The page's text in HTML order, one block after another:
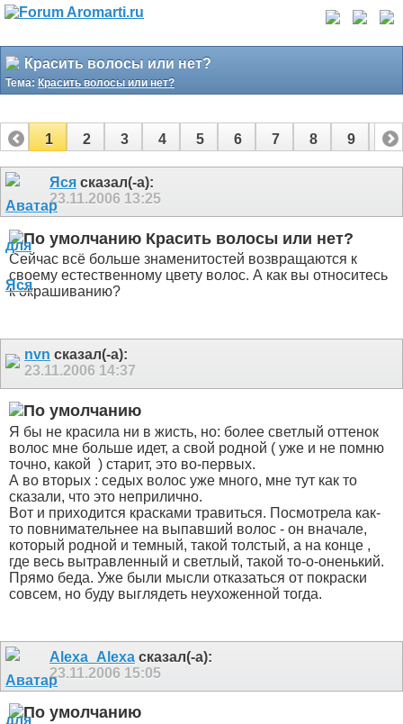
Красить волосы или нет?
Тема: Красить волосы или нет?
1 2 3 4 5 6 7 8 9 10
11
Яся сказал(-а):
23.11.2006 13:25
Красить волосы или нет?
Сейчас всё больше знаменитостей возвращаются к
своему естественному цвету волос. А как вы относитесь
к окрашиванию?
nvn сказал(-а):
23.11.2006 14:37
Я бы не красила ни в жисть, но: более светлый оттенок
волос мне больше идет, а свой родной ( уже и не помню
точно, какой ) старит, это во-первых.
А во вторых : седых волос уже много, мне тут как то
сказали, что это неприлично.
Вот и приходится красками травиться. Посмотрела как-
то повнимательнее на выпавший волос - он вначале,
который родной и темный, такой толстый, а на конце ,
где весь вытравленный и светлый, такой то-о-оненький.
Прямо беда. Уже были мысли отказаться от покраски
совсем, но буду выглядеть неухоженной тогда.
Alexa_Alexa сказал(-а):
23.11.2006 15:05